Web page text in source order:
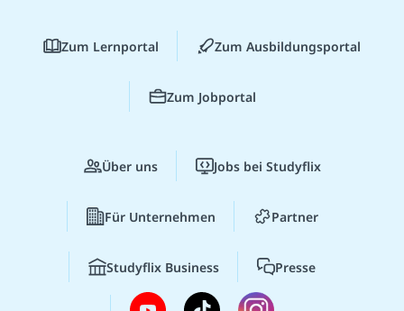
Zum Lernportal Zum Ausbildungsportal
Zum Jobportal
Über uns Jobs bei Studyflix
Für Unternehmen Partner
Studyflix Business Presse